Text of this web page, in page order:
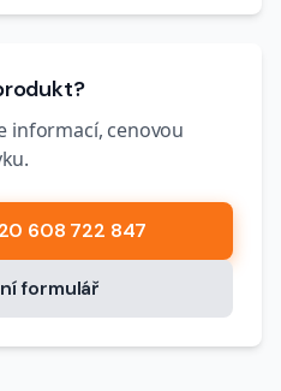
informací, cenovou
608 722 847
formulář